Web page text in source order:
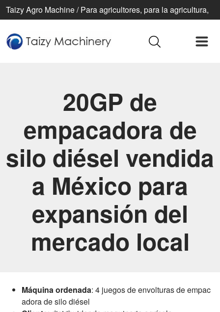
Taizy Agro Machine / Para agricultores, para la agricultura,
20GP de
empacadora de
silo diésel vendida
a México para
expansión del
mercado local
Máquina ordenada: 4 juegos de envolturas de empac
adora de silo diésel